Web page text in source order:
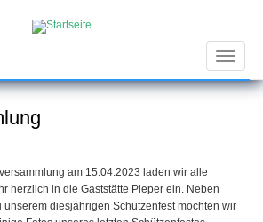
Toggle
am 15.04.2023 laden wir alle
herzlich in die Gaststätte Pieper ein. Neben
unserem diesjährigen Schützenfest möchten wir